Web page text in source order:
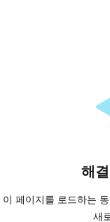
해
이 페이지를 로드하는
새